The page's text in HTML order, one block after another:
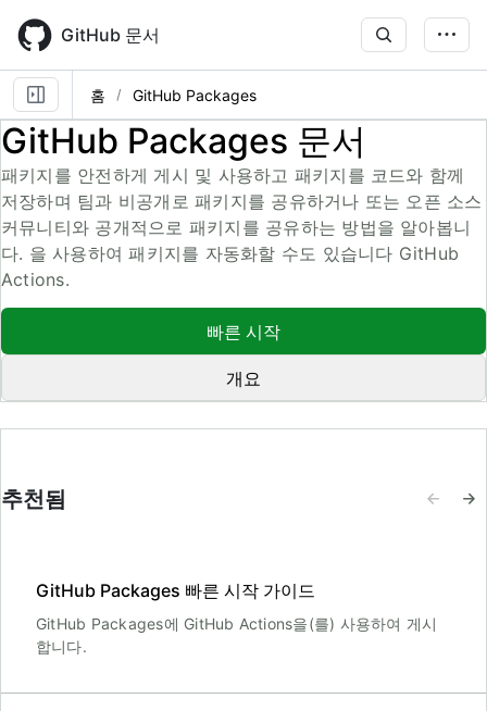
main
content
GitHub 문서
홈 GitHub Packages
GitHub Packages 문서
패키지를 안전하게 게시 및 사용하고 패키지를 코드와 함께
저장하며 팀과 비공개로 패키지를 공유하거나 또는 오픈 소스
커뮤니티와 공개적으로 패키지를 공유하는 방법을 알아봅니
다. 을 사용하여 패키지를 자동화할 수도 있습니다 GitHub
Actions.
빠른 시작
개요
추천됨
GitHub Packages 빠른 시작 가이드
GitHub Packages에 GitHub Actions을(를) 사용하여 게시
합니다.